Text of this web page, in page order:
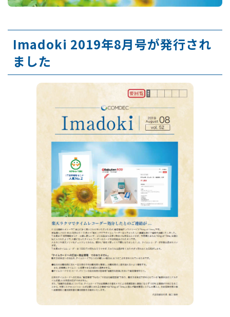
Imadoki 2019年8月号が発行され
ました